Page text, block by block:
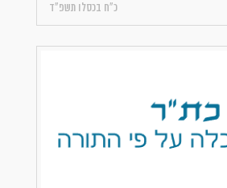
כ״ח בכסלו תשפ״ד